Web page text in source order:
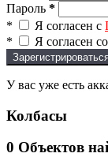
Пароль *
*
Я согласен с
*
Я согласен со
У вас уже есть
Колбасы
0 Объектов